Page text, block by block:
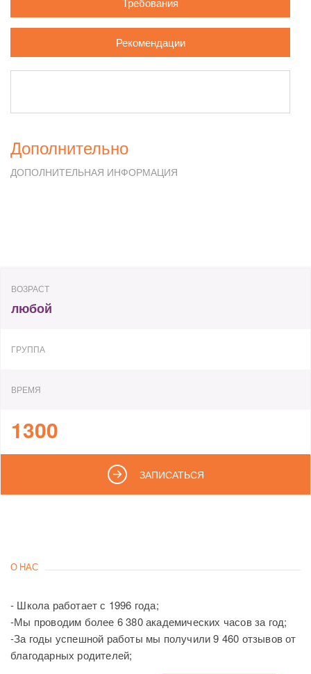
Требования
Рекомендации
Дополнительно
ДОПОЛНИТЕЛЬНАЯ ИНФОРМАЦИЯ
ВОЗРАСТ
любой
ГРУППА
ВРЕМЯ
1300
ЗАПИСАТЬСЯ
О НАС
- Школа работает с 1996 года;
-Мы проводим более 6 380 академических часов за год;
-За годы успешной работы мы получили 9 460 отзывов от
благодарных родителей;